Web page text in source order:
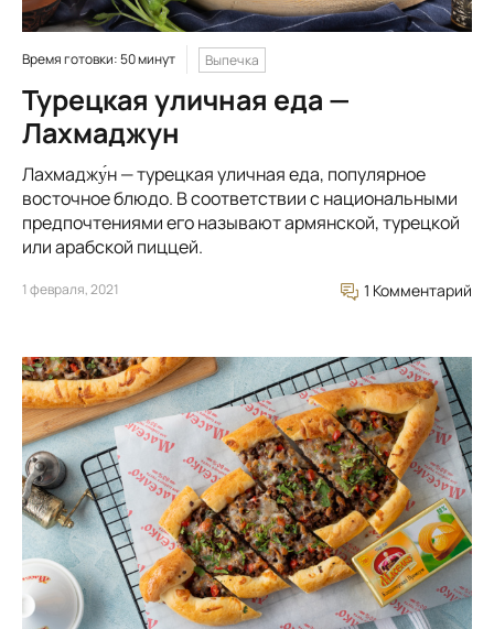
Время готовки: 50 минут Выпечка
Турецкая уличная еда —
Лахмаджун
Лахмаджу́н — турецкая уличная еда, популярное
восточное блюдо. В соответствии с национальными
предпочтениями его называют армянской, турецкой
или арабской пиццей.
1 февраля, 2021 1 Комментарий